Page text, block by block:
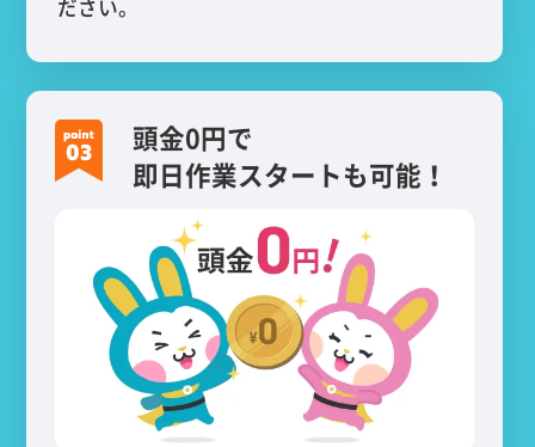
ださい。
頭金0円で
即日作業スタートも可能！